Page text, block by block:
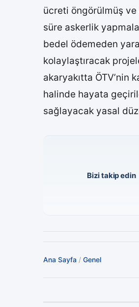
ücreti öngörülmüş
süre askerlik
bedel ödemeden
kolaylaştıracak
akaryakıtta ÖTV’nin
halinde hayata
sağlayacak yasal
Bizi takip edin
Ana Sayfa / Genel